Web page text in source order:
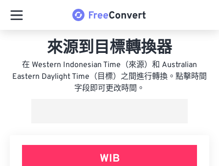
來源到目標轉換器
在 Western Indonesian Time（來源）和 Australian
Eastern Daylight Time（目標）之間進行轉換。點擊時間
字段即可更改時間。
WIB